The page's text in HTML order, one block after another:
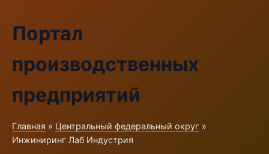
Портал
производственных
предприятий
Главная » Центральный федеральный округ »
Инжиниринг Лаб Индустрия